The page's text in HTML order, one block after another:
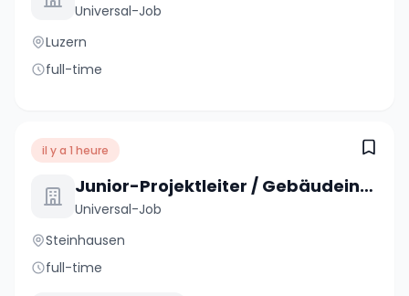
Universal-Job
Luzern
full-time
il y a 1 heure
Junior-Projektleiter / Gebäudeinformatiker 80 - 100% (m/w/d)
Universal-Job
Steinhausen
full-time